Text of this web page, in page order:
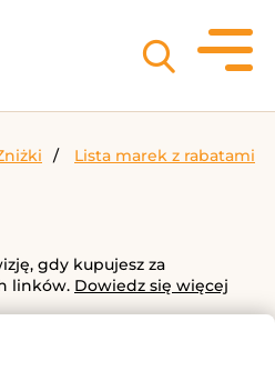
Lista marek z rabatami
gdy kupujesz za
linków. Dowiedz się więcej